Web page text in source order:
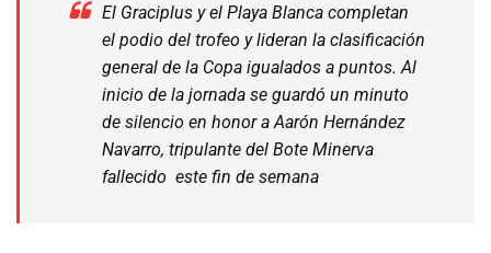
El Graciplus y el Playa Blanca completan
el podio del trofeo y lideran la clasificación
general de la Copa igualados a puntos. Al
inicio de la jornada se guardó un minuto
de silencio en honor a Aarón Hernández
Navarro, tripulante del Bote Minerva
fallecido este fin de semana